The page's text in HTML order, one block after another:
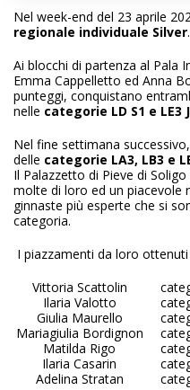
Nel week-end del 23 aprile
regionale individuale Silver.
Ai blocchi di partenza al Pala
Emma Cappelletto ed Anna
punteggi, conquistano
nelle categorie LD S1 e LE3
Nel fine settimana
delle categorie LA3, LB3 e
Il Palazzetto di Pieve di
molte di loro ed un piacevole
ginnaste più esperte che si
categoria.
I piazzamenti da loro
Vittoria Scattolin
Ilaria Valotto
Giulia Maurello
Mariagiulia Bordignon
Matilda Rigo
Ilaria Casarin
Adelina Stratan